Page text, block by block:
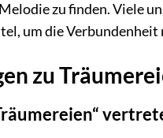
zu finden. Viele
um die Verbundenheit
zu